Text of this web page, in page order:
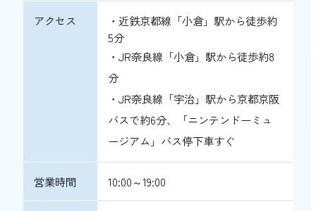
アクセス
・近鉄京都線「小倉」駅から徒歩約
5分
・JR奈良線「小倉」駅から徒歩約8
分
・JR奈良線「宇治」駅から京都京阪
バスで約6分、「ニンテンドーミュ
ージアム」バス停下車すぐ
営業時間 10:00～19:00